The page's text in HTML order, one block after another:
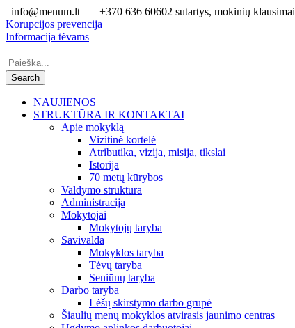
info@menum.lt +370 636 60602 sutartys, mokinių klausimai
Korupcijos prevencija
Informacija tėvams
NAUJIENOS
STRUKTŪRA IR KONTAKTAI
Apie mokyklą
Vizitinė kortelė
Atributika, vizija, misija, tikslai
Istorija
70 metų kūrybos
Valdymo struktūra
Administracija
Mokytojai
Mokytojų taryba
Savivalda
Mokyklos taryba
Tėvų taryba
Seniūnų taryba
Darbo taryba
Lėšų skirstymo darbo grupė
Šiaulių menų mokyklos atvirasis jaunimo centras